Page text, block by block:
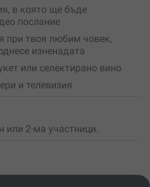
в която ще бъде
послание
при твоя любим човек,
изненадата
или селектирано вино
и телевизия
или 2-ма участници.